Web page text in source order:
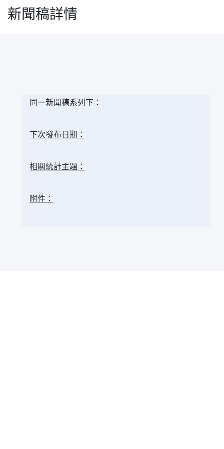
新聞稿詳情
同一新聞稿系列下：
下次發布日期：
相關統計主題：
附件：